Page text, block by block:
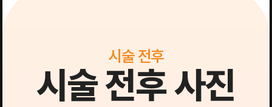
시술 전후
시술 전후 사진